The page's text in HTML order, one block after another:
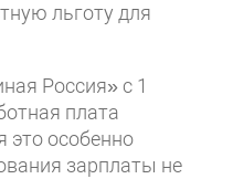
льготу для
Россия» с 1
плата
это особенно
зарплаты не